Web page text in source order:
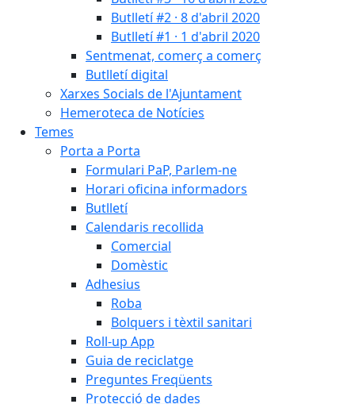
Butlletí #2 · 8 d'abril 2020
Butlletí #1 · 1 d'abril 2020
Sentmenat, comerç a comerç
Butlletí digital
Xarxes Socials de l'Ajuntament
Hemeroteca de Notícies
Temes
Porta a Porta
Formulari PaP, Parlem-ne
Horari oficina informadors
Butlletí
Calendaris recollida
Comercial
Domèstic
Adhesius
Roba
Bolquers i tèxtil sanitari
Roll-up App
Guia de reciclatge
Preguntes Freqüents
Protecció de dades